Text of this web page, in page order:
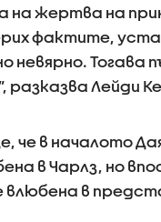
на жертва на
фактите,
невярно. Тогава
разказва Лейди
че в началото
в Чарлз, но
влюбена в